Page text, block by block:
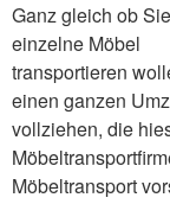
Ganz gleich ob Sie
einzelne Möbel
transportieren
einen ganzen
vollziehen, die
Möbeltransport